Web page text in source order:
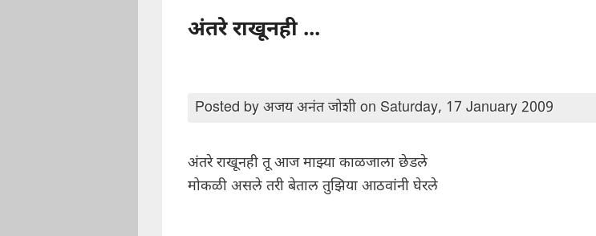
अंतरे राखूनही ...
Posted by अजय अनंत जोशी on Saturday, 17 January 2009
अंतरे राखूनही तू आज माझ्या काळजाला छेडले
मोकळी असले तरी बेताल तुझिया आठवांनी घेरले